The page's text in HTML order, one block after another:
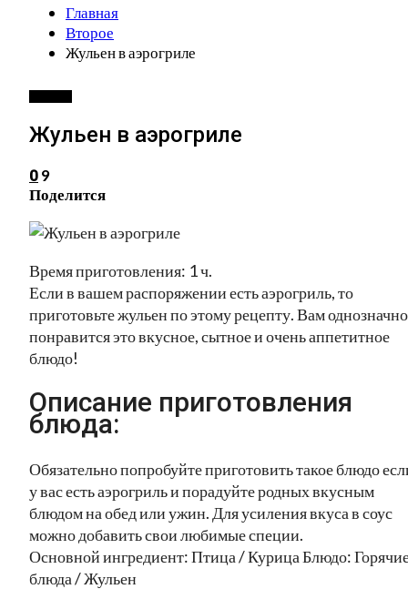
Главная
Второе
Жульен в аэрогриле
Жульен в аэрогриле
0 9
Поделится
Время приготовления: 1 ч.
Если в вашем распоряжении есть аэрогриль, то
приготовьте жульен по этому рецепту. Вам однозначно
понравится это вкусное, сытное и очень аппетитное
блюдо!
Описание приготовления
блюда:
Обязательно попробуйте приготовить такое блюдо
у вас есть аэрогриль и порадуйте родных вкусным
блюдом на обед или ужин. Для усиления вкуса в соус
можно добавить свои любимые специи.
Основной ингредиент: Птица / Курица Блюдо:
блюда / Жульен